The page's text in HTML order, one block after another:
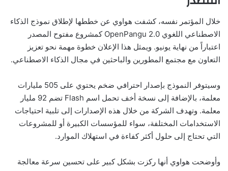
خلال المؤتمر نفسه، كشفت هواوي عن خططها لإطلاق نموذج الذكاء
الاصطناعي اللغوي OpenPangu 2.0 كمشروع مفتوح المصدر
اعتباراً من نهاية يونيو. ويمثل هذا الإعلان خطوة مهمة نحو تعزيز
التعاون مع مجتمع المطورين والباحثين في مجال الذكاء الاصطناعي.
وسيتوفر النموذج بإصدار احترافي ضخم يحتوي على 505 مليارات
معلمة، بالإضافة إلى نسخة أخف تحمل اسم Flash تضم 92 مليار
معلمة. وتهدف الشركة من خلال هذه الإصدارات إلى تلبية احتياجات
الاستخدامات المختلفة، سواء للمؤسسات الكبيرة أو للمشروعات
التي تحتاج إلى حلول أكثر كفاءة في استهلاك الموارد.
وأوضحت هواوي أنها ركزت بشكل كبير على تحسين سرعة معالجة